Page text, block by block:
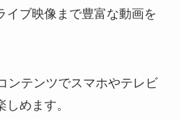
イブ映像まで豊富な動画を
ンテンツでスマホやテレビ
めます。